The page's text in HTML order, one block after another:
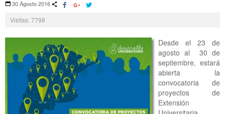
30 Agosto 2016
Visitas: 7798
Desde el 23 de
agosto al 30 de
septiembre, estará
abierta la
convocatoria de
proyectos de
Extensión